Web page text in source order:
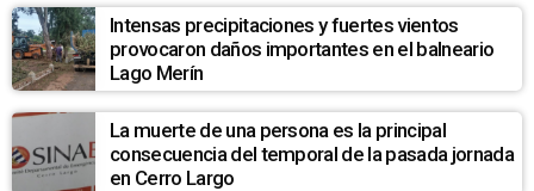
Intensas precipitaciones y fuertes vientos
provocaron daños importantes en el balneario
Lago Merín
La muerte de una persona es la principal
consecuencia del temporal de la pasada jornada
en Cerro Largo